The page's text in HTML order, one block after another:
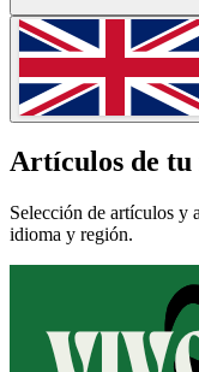
Artículos de tu
Selección de artículos y
idioma y región.